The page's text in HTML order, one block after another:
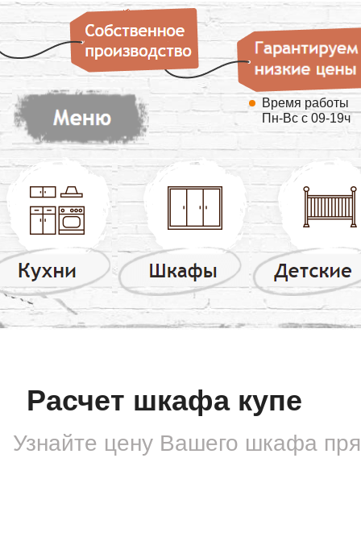
Время работы
Пн-Вс с 09-19ч
Расчет шкафа купе
Узнайте цену Вашего шкафа